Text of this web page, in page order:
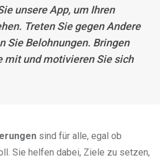
unsere App, um Ihren
Treten Sie gegen Andere
Sie Belohnungen. Bringen
mit und motivieren Sie sich
sind für alle, egal ob
Sie helfen dabei, Ziele zu setzen,